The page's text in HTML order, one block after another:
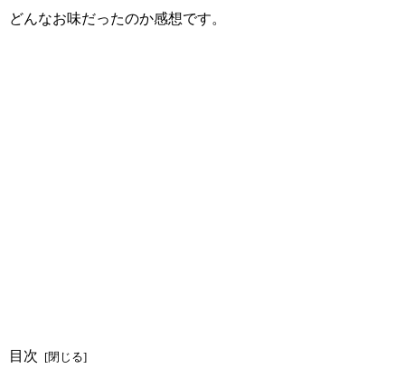
どんなお味だったのか感想です。
目次